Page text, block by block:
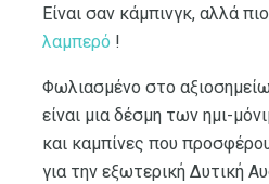
Είναι σαν κάμπινγκ, αλλά πιο
λαμπερό !
Φωλιασμένο στο
είναι μια δέσμη των ημι-
και καμπίνες που
για την εξωτερική Δυτική